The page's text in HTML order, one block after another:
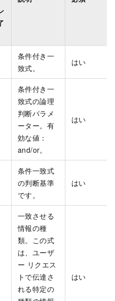
条件付き一
致式。
はい
条件付き一
致式の論理
判断パラメ
ーター。有
効な値：
and/or。
はい
条件一致式
の判断基準
です。
はい
一致させる
情報の種
類。この式
は、ユーザ
ー リクエス
トで伝達さ
れる特定の
はい